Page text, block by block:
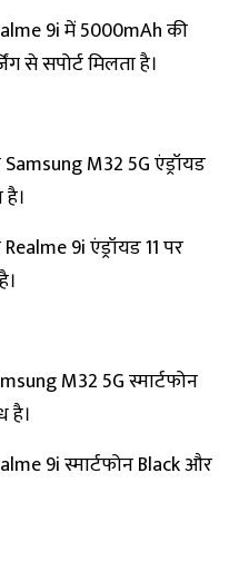
9i में 5000mAh की
से सपोर्ट मिलता है।
M32 5G एंड्रॉयड
9i एंड्रॉयड 11 पर
M32 5G स्मार्टफोन
है।
9i स्मार्टफोन Black और